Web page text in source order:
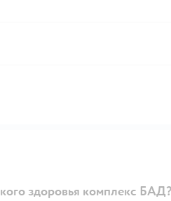
здоровья комплекс БАД?